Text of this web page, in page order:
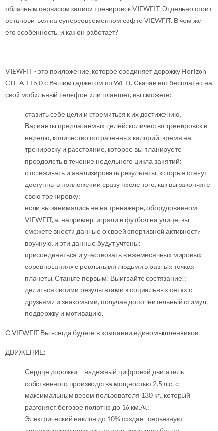
облачным сервисом записи тренировок VIEWFIT. Отдельно стоит
остановиться на суперсовременном софте VIEWFIT. В чем же
его особенность, и как он работает?
VIEWFIT - это приложение, которое соединяет дорожку Horizon
CITTA TT5.0 с Вашим гаджетом по Wi-Fi. Скачав его бесплатно на
свой мобильный телефон или планшет, вы сможете:
ставить себе цели и стремиться к их достижению.
Варианты предлагаемых целей: количество тренировок в
неделю, количество потраченных калорий, время на
тренировку и расстояние, которое вы планируете
преодолеть в течение недельного цикла занятий;
отслеживать и анализировать результаты, которые станут
доступны в приложении сразу после того, как вы закончите
свою тренировку;
если вы занимались не на тренажере, оборудованном
VIEWFIT, а, например, играли в футбол на улице, вы
сможете внести данные о своей спортивной активности
вручную, и эти данные будут учтены;
присоединяться и участвовать в ежемесячных мировых
соревнованиях с реальными людьми в разных точках
планеты. Станьте первым! Выиграйте состязание!;
делиться своими результатами в социальных сетях с
друзьями и знакомыми, получая дополнительный стимул,
поддержку и мотивацию.
С VIEWFIT Вы всегда будете в компании единомышленников.
ДВИЖЕНИЕ:
Сердце дорожки – надежный цифровой двигатель
собственного производства мощностью 2.5 л.с. с
максимальным весом пользователя 130 кг., который
разгоняет беговое полотно до 16 км./ч.;
Электрический наклон до 10% создает серьезную